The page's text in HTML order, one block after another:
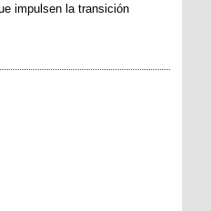
impulsen la transición